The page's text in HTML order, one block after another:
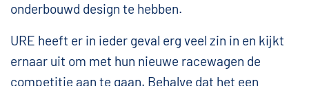
onderbouwd design te hebben.
URE heeft er in ieder geval erg veel zin in en kijkt
ernaar uit om met hun nieuwe racewagen de
competitie aan te gaan. Behalve dat het een